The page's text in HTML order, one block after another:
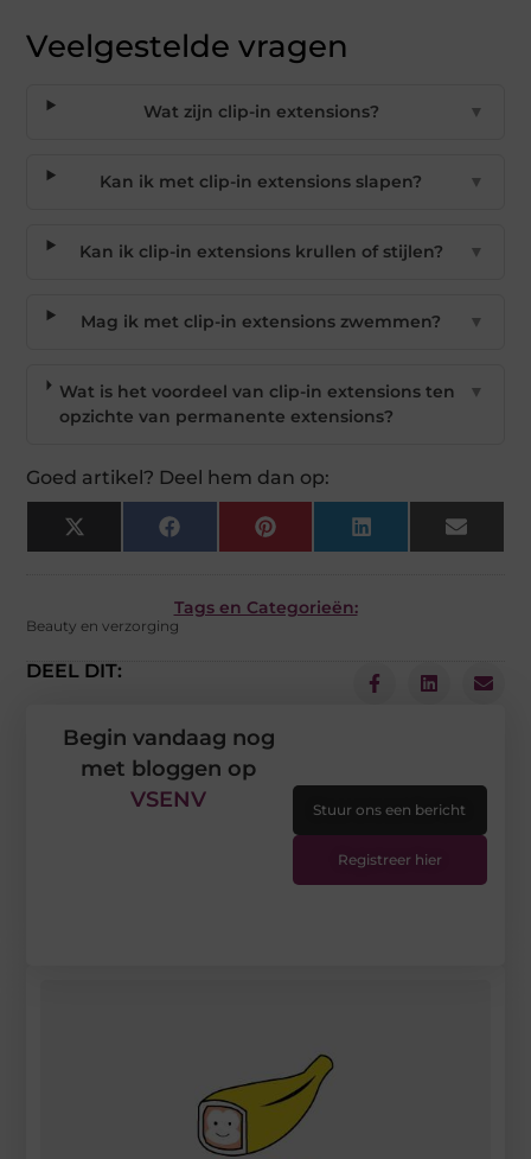
Veelgestelde vragen
Wat zijn clip-in extensions? ▼
Kan ik met clip-in extensions slapen? ▼
Kan ik clip-in extensions krullen of stijlen? ▼
Mag ik met clip-in extensions zwemmen? ▼
Wat is het voordeel van clip-in extensions ten
opzichte van permanente extensions?
▼
Goed artikel? Deel hem dan op:
X
(Twitter)
Facebook Pinterest LinkedIn Email
Tags en Categorieën:
Beauty en verzorging
DEEL DIT:
Begin vandaag nog
met bloggen op
VSENV
Stuur ons een bericht
Registreer hier